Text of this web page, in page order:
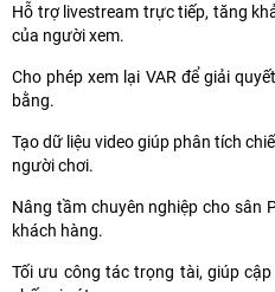
Hỗ trợ livestream trực tiếp, tăng
của người xem.
Cho phép xem lại VAR để giải
bằng.
Tạo dữ liệu video giúp phân tích
người chơi.
Nâng tầm chuyên nghiệp cho sân
khách hàng.
Tối ưu công tác trọng tài, giúp